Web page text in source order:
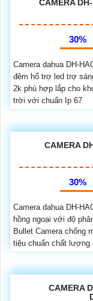
CAMERA
30%
Camera dahua DH-
đêm hổ trợ led trợ
2k phù hợp lắp cho
trời với chuẩn Ip 67
CAMERA
30%
Camera dahua DH-
hồng ngoại với độ
Bullet Camera chống
tiệu chuẩn chất lượng
CAMERA